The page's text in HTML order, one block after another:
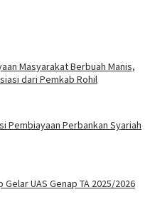
Masyarakat Berbuah Manis,
dari Pemkab Rohil
Pembiayaan Perbankan Syariah
UAS Genap TA 2025/2026